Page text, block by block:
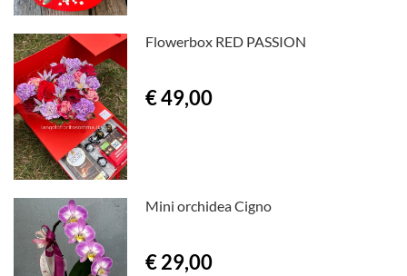
Flowerbox RED PASSION
€ 49,00
Mini orchidea Cigno
€ 29,00